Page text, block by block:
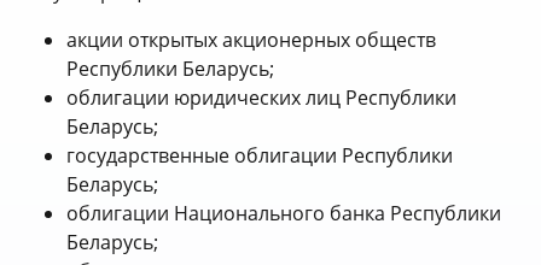
акции открытых акционерных обществ
Республики Беларусь;
облигации юридических лиц Республики
Беларусь;
государственные облигации Республики
Беларусь;
облигации Национального банка Республики
Беларусь;